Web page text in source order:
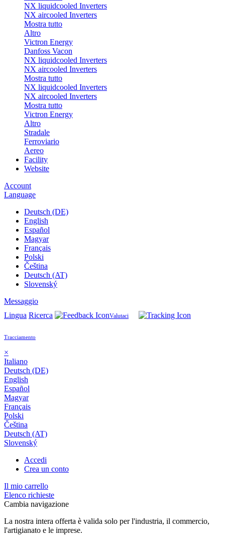
NX liquidcooled Inverters
NX aircooled Inverters
Mostra tutto
Altro
Victron Energy
Danfoss Vacon
NX liquidcooled Inverters
NX aircooled Inverters
Mostra tutto
NX liquidcooled Inverters
NX aircooled Inverters
Mostra tutto
Victron Energy
Altro
Stradale
Ferroviario
Aereo
Facility
Website
Account
Language
Deutsch (DE)
English
Español
Magyar
Français
Polski
Čeština
Deutsch (AT)
Slovenský
Messaggio
Lingua Ricerca Valutaci
Tracciamento
×
Italiano
Deutsch (DE)
English
Español
Magyar
Français
Polski
Čeština
Deutsch (AT)
Slovenský
Accedi
Crea un conto
Il mio carrello
Elenco richieste
Cambia navigazione
La nostra intera offerta è valida solo per l'industria, il commercio,
l'artigianato e le imprese.